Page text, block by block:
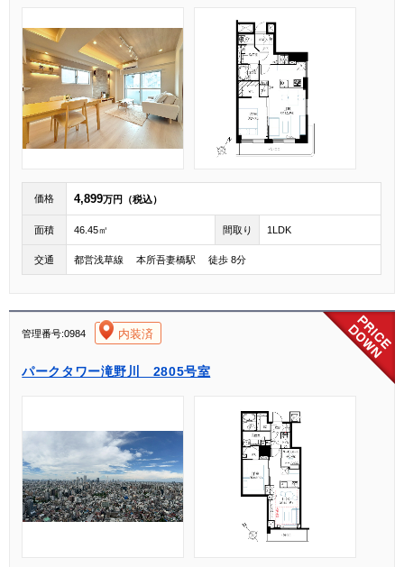
価格 4,899万円（税込）
面積 46.45㎡ 間取り 1LDK
交通 都営浅草線 本所吾妻橋駅 徒歩 8分
管理番号:0984 内装済
パークタワー滝野川 2805号室
[004]